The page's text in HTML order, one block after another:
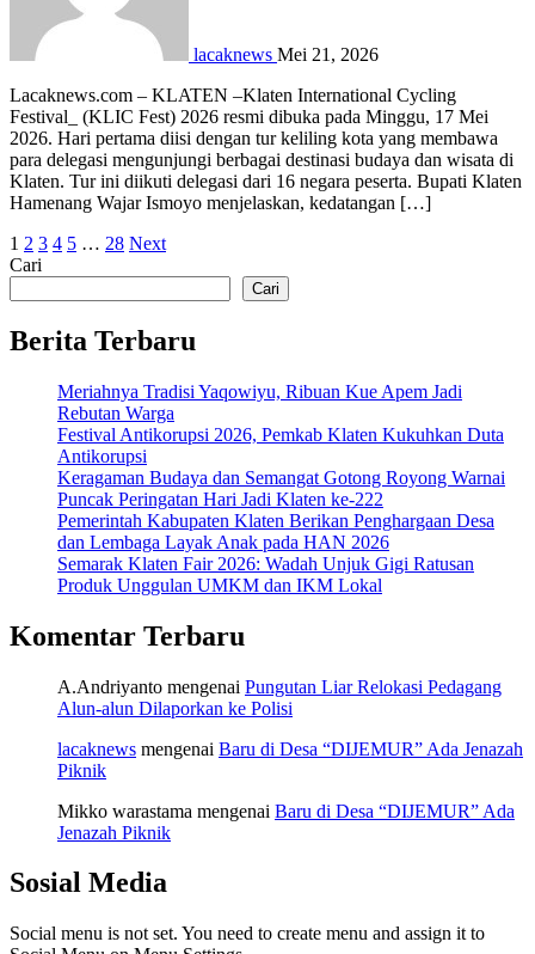
lacaknews Mei 21, 2026
Lacaknews.com – KLATEN –Klaten International Cycling
Festival_ (KLIC Fest) 2026 resmi dibuka pada Minggu, 17 Mei
2026. Hari pertama diisi dengan tur keliling kota yang membawa
para delegasi mengunjungi berbagai destinasi budaya dan wisata di
Klaten. Tur ini diikuti delegasi dari 16 negara peserta. Bupati Klaten
Hamenang Wajar Ismoyo menjelaskan, kedatangan […]
Paginasi
pos
1 2 3 4 5 … 28 Next
Cari
Cari
Berita Terbaru
Meriahnya Tradisi Yaqowiyu, Ribuan Kue Apem Jadi
Rebutan Warga
Festival Antikorupsi 2026, Pemkab Klaten Kukuhkan Duta
Antikorupsi
Keragaman Budaya dan Semangat Gotong Royong Warnai
Puncak Peringatan Hari Jadi Klaten ke-222
Pemerintah Kabupaten Klaten Berikan Penghargaan Desa
dan Lembaga Layak Anak pada HAN 2026
Semarak Klaten Fair 2026: Wadah Unjuk Gigi Ratusan
Produk Unggulan UMKM dan IKM Lokal
Komentar Terbaru
A.Andriyanto mengenai Pungutan Liar Relokasi Pedagang
Alun-alun Dilaporkan ke Polisi
lacaknews mengenai Baru di Desa “DIJEMUR” Ada Jenazah
Piknik
Mikko warastama mengenai Baru di Desa “DIJEMUR” Ada
Jenazah Piknik
Sosial Media
Social menu is not set. You need to create menu and assign it to